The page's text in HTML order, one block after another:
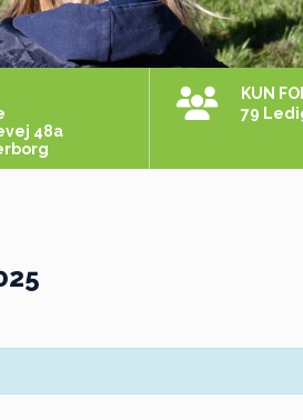
48a
KUN
79